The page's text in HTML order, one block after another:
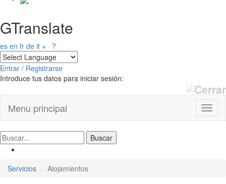
GTranslate
es en fr de it + ?
Entrar / Registrarse
Introduce tus datos para iniciar sesión:
Menu principal
Servicios Alojamientos